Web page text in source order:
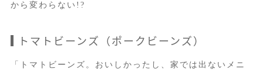
から変わらない!?
トマトビーンズ（ポークビーンズ）
「トマトビーンズ。おいしかったし、家では出ないメニ